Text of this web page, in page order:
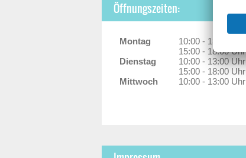
Öffnungszeiten:
Montag
10:00 - 13:00 Uhr
15:00 - 18:00 Uhr
Dienstag
10:00 - 13:00 Uhr
15:00 - 18:00 Uhr
Mittwoch
10:00 - 13:00 Uhr